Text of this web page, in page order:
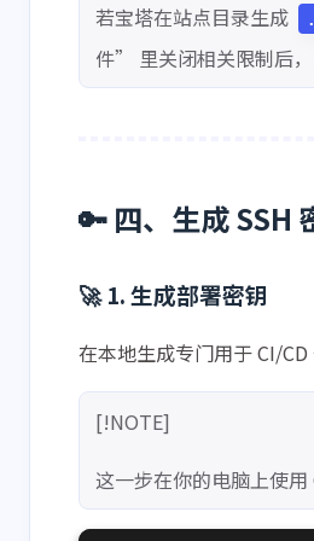
若宝塔在站点目录生成
件” 里关闭相关限制后，
🔑 四、生成 SSH
🚀 1. 生成部署密钥
在本地生成专门用于 CI/CD
[!NOTE]
这一步在你的电脑上使用